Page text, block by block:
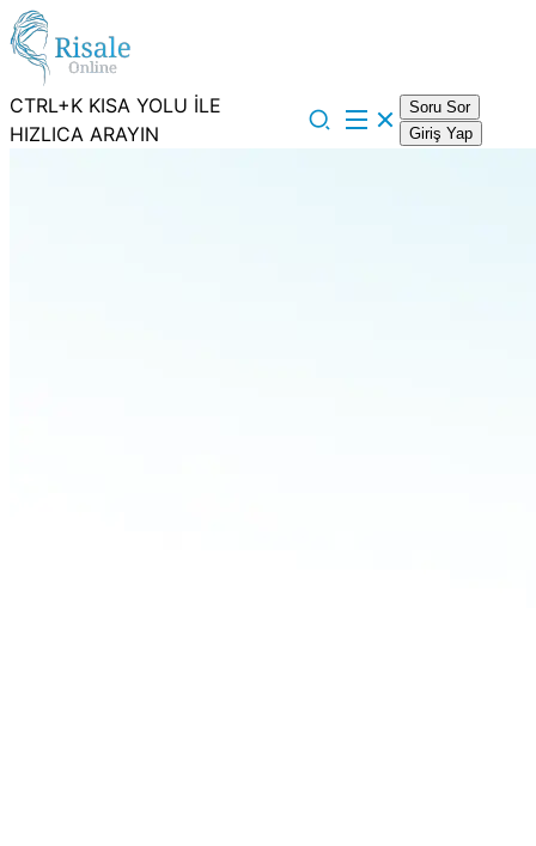
CTRL+K KISA YOLU İLE
HIZLICA ARAYIN
Soru Sor
Giriş Yap